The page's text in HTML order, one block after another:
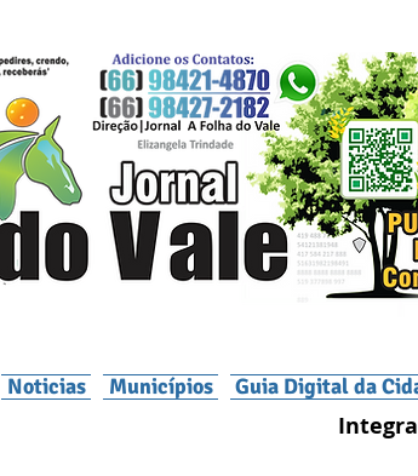
Noticias Municípios Guia Digital da